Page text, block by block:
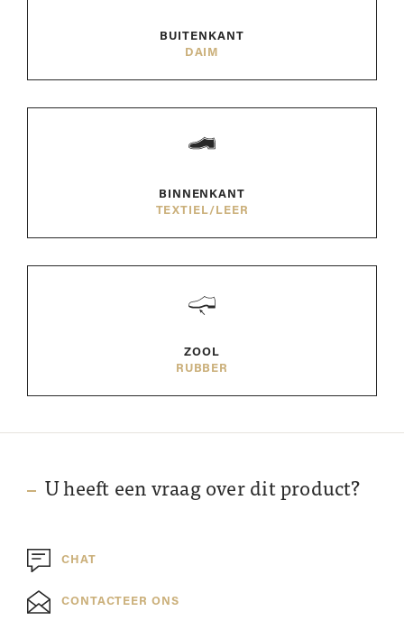
BUITENKANT
DAIM
BINNENKANT
TEXTIEL/LEER
ZOOL
RUBBER
U heeft een vraag over dit product?
CHAT
CONTACTEER ONS